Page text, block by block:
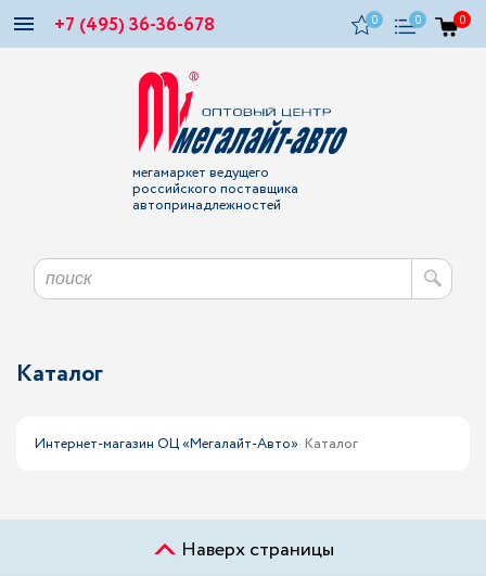
+7 (495) 36-36-678 0 0 0
мегамаркет ведущего
российского поставщика
автопринадлежностей
Каталог
Интернет-магазин ОЦ «Мегалайт-Авто» Каталог
Наверх страницы